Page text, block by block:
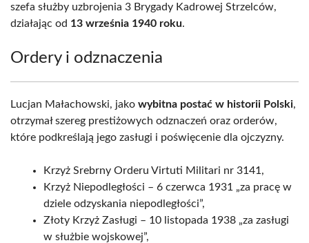
szefa służby uzbrojenia 3 Brygady Kadrowej Strzelców,
działając od 13 września 1940 roku.
Ordery i odznaczenia
Lucjan Małachowski, jako wybitna postać w historii Polski,
otrzymał szereg prestiżowych odznaczeń oraz orderów,
które podkreślają jego zasługi i poświęcenie dla ojczyzny.
Krzyż Srebrny Orderu Virtuti Militari nr 3141,
Krzyż Niepodległości – 6 czerwca 1931 „za pracę w
dziele odzyskania niepodległości”,
Złoty Krzyż Zasługi – 10 listopada 1938 „za zasługi
w służbie wojskowej”,